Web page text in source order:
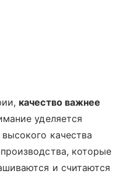
качество важнее
уделяется
качества
которые
и считаются